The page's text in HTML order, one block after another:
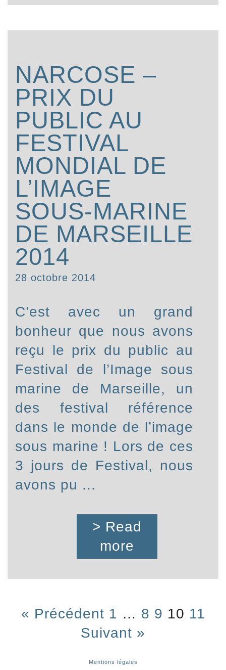
NARCOSE –
PRIX DU
PUBLIC AU
FESTIVAL
MONDIAL DE
L’IMAGE
SOUS-MARINE
DE MARSEILLE
2014
28 octobre 2014
C’est avec un grand
bonheur que nous avons
reçu le prix du public au
Festival de l’Image sous
marine de Marseille, un
des festival référence
dans le monde de l’image
sous marine ! Lors de ces
3 jours de Festival, nous
avons pu ...
> Read
more
« Précédent 1 … 8 9 10 11
Suivant »
Mentions légales